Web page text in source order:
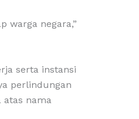
warga negara,”
serta instansi
perlindungan
atas nama